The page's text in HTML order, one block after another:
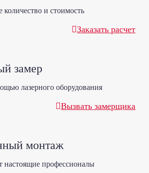
количество и стоимость
Заказать расчет
замер
лазерного оборудования
Вызвать замерщика
монтаж
настоящие профессионалы